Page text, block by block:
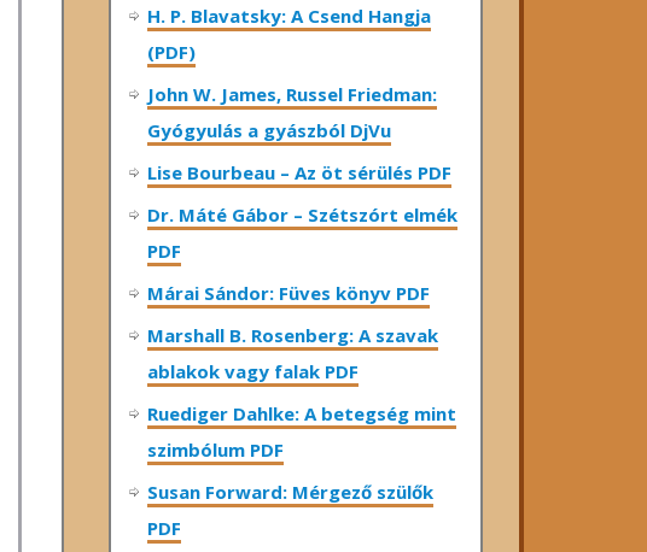
H. P. Blavatsky: A Csend Hangja
(PDF)
John W. James, Russel Friedman:
Gyógyulás a gyászból DjVu
Lise Bourbeau – Az öt sérülés PDF
Dr. Máté Gábor – Szétszórt elmék
PDF
Márai Sándor: Füves könyv PDF
Marshall B. Rosenberg: A szavak
ablakok vagy falak PDF
Ruediger Dahlke: A betegség mint
szimbólum PDF
Susan Forward: Mérgező szülők
PDF